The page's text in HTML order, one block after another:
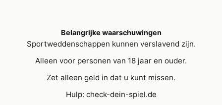
Belangrijke waarschuwingen
Sportweddenschappen kunnen verslavend zijn.
Alleen voor personen van 18 jaar en ouder.
Zet alleen geld in dat u kunt missen.
Hulp: check-dein-spiel.de